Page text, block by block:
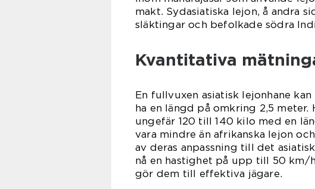
makt. Sydasiatiska lejon, å andra
släktingar och befolkade södra
Kvantitativa
En fullvuxen asiatisk lejonhane
ha en längd på omkring 2,5
ungefär 120 till 140 kilo med en
vara mindre än afrikanska lejon
av deras anpassning till det
nå en hastighet på upp till 50 km/
gör dem till effektiva jägare.